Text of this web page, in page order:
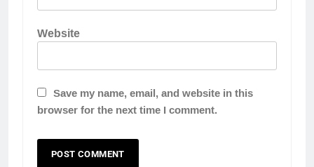
Website
Save my name, email, and website in this
browser for the next time I comment.